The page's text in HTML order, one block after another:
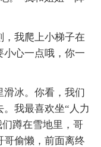
，我爬上小梯子在
小心一点哦，你一
滑冰。你看，我们
我最喜欢坐“人力
蹲在雪地里，哥
哥偷懒，前面离终